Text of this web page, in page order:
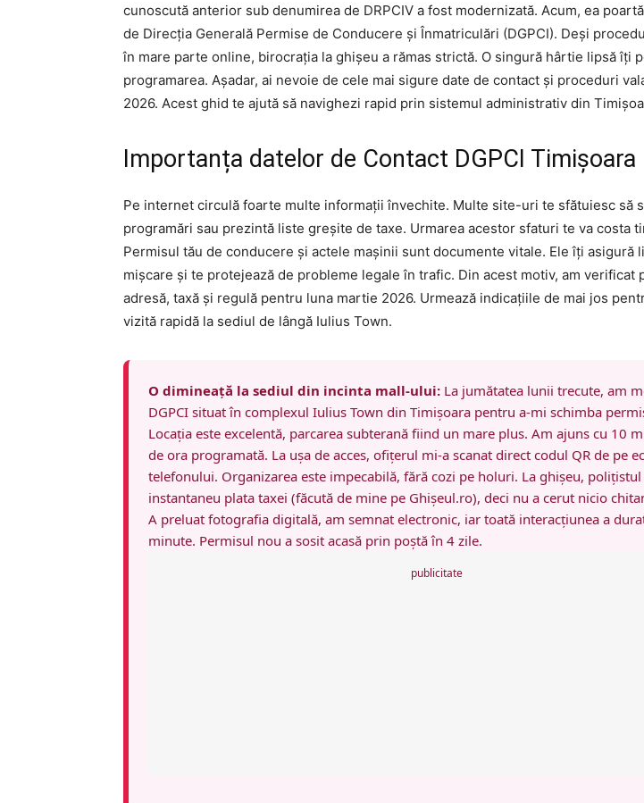
cunoscută anterior sub denumirea de DRPCIV a fost modernizată. Acum, ea
de Direcția Generală Permise de Conducere și Înmatriculări (DGPCI). Deși
în mare parte online, birocrația la ghișeu a rămas strictă. O singură hârtie lipsă îți
programarea. Așadar, ai nevoie de cele mai sigure date de contact și proceduri
2026. Acest ghid te ajută să navighezi rapid prin sistemul administrativ din
Importanța datelor de Contact DGPCI Timișoara
Pe internet circulă foarte multe informații învechite. Multe site-uri te sfătuiesc să
programări sau prezintă liste greșite de taxe. Urmarea acestor sfaturi te va costa
Permisul tău de conducere și actele mașinii sunt documente vitale. Ele îți asigură
mișcare și te protejează de probleme legale în trafic. Din acest motiv, am verificat
adresă, taxă și regulă pentru luna martie 2026. Urmează indicațiile de mai jos
vizită rapidă la sediul de lângă Iulius Town.
O dimineață la sediul din incinta mall-ului: La jumătatea lunii trecute, am
DGPCI situat în complexul Iulius Town din Timișoara pentru a-mi schimba
Locația este excelentă, parcarea subterană fiind un mare plus. Am ajuns cu 10
de ora programată. La ușa de acces, ofițerul mi-a scanat direct codul QR de pe
telefonului. Organizarea este impecabilă, fără cozi pe holuri. La ghișeu, polițistul
instantaneu plata taxei (făcută de mine pe Ghișeul.ro), deci nu a cerut nicio
A preluat fotografia digitală, am semnat electronic, iar toată interacțiunea a
minute. Permisul nou a sosit acasă prin poștă în 4 zile.
publicitate